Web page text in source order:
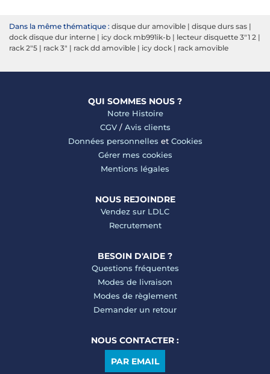
Dans la même thématique : disque dur amovible | disque durs sas |
dock disque dur interne | icy dock mb991ik-b | lecteur disquette 3"1 2 |
rack 2"5 | rack 3" | rack dd amovible | icy dock | rack amovible
QUI SOMMES NOUS ?
Notre Histoire
CGV/ Avis clients
Données personnelles et Cookies
Gérer mes cookies
Mentions légales
NOUS REJOINDRE
Vendez sur LDLC
Recrutement
BESOIN D'AIDE ?
Questions fréquentes
Modes de livraison
Modes de règlement
Demander un retour
NOUS CONTACTER :
PAR EMAIL